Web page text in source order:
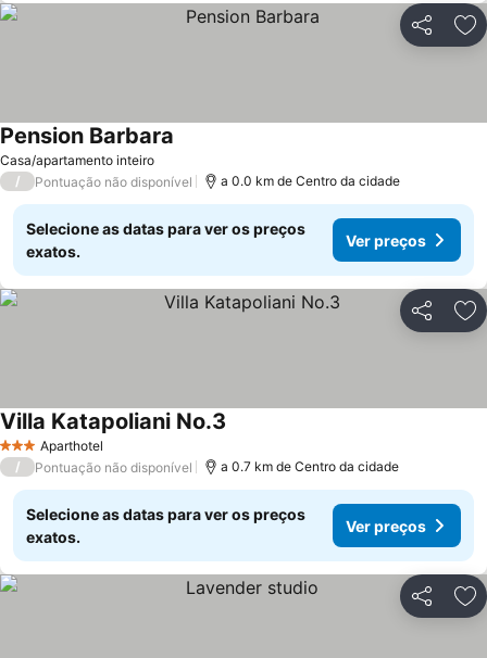
Partilhar
Casa/apartamento inteiro
Pension Barbara
/ Pontuação não disponível a 0.0 km de Centro da cidade
Selecione as datas para ver os preços
exatos.
Ver preços
Partilhar
3 EstrelasAparthotel
Villa Katapoliani No.3
/ Pontuação não disponível a 0.7 km de Centro da cidade
Selecione as datas para ver os preços
exatos.
Ver preços
Partilhar